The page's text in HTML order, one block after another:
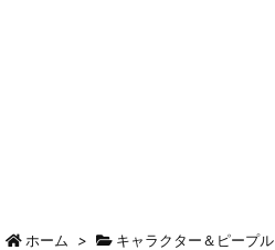
ホーム > キャラクター＆ピープル